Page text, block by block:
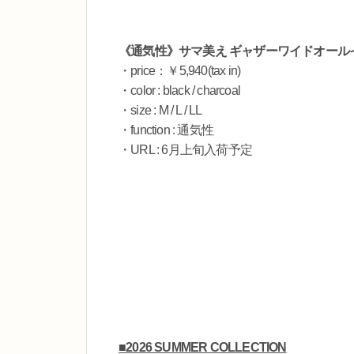
《通気性》サマ美え ギャザーワイドオール
・price：￥5,940(tax in)
・color : black / charcoal
・size : M / L / LL
・function : 通気性
・URL : 6月上旬入荷予定
■2026 SUMMER COLLECTION